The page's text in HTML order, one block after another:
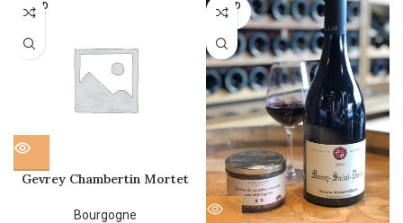
SOLD
OUT
Gevrey Chambertin Mortet
Bourgogne
SOLD
OUT